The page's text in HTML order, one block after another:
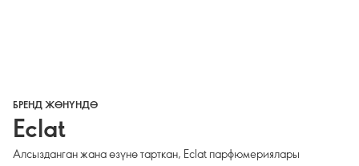
БРЕНД ЖӨНҮНДӨ
Eclat
Алсызданган жана өзүнө тарткан, Eclat парфюмериялары